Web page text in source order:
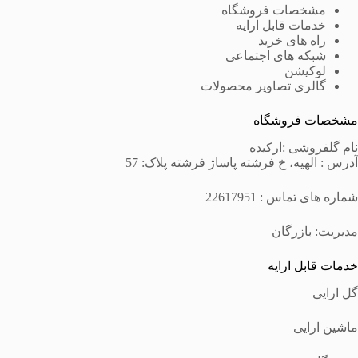
مشخصات فروشگاه
خدمات قابل ارايه
راه های خرید
شبکه های اجتماعی
لوکیشن
گالری تصاویر محصولات
مشخصات فروشگاه
نام گلفروشی :ارکیده
آدرس : الهیه، خ فرشته پاساژ فرشته پلاک: 57
شماره های تماس : 22617951
مدیریت: بازرگان
خدمات قابل ارايه
گل ارایی
ماشین ارایی